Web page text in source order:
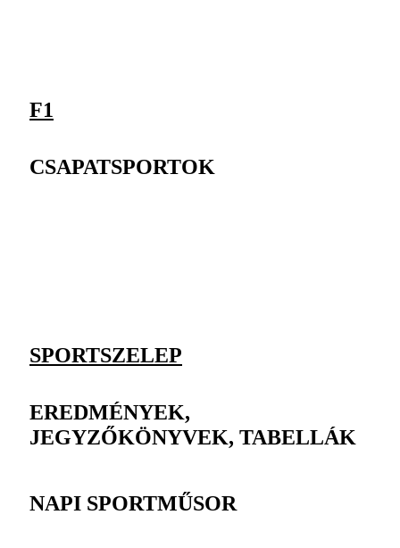
F1
CSAPATSPORTOK
SPORTSZELEP
EREDMÉNYEK,
JEGYZŐKÖNYVEK, TABELLÁK
NAPI SPORTMŰSOR